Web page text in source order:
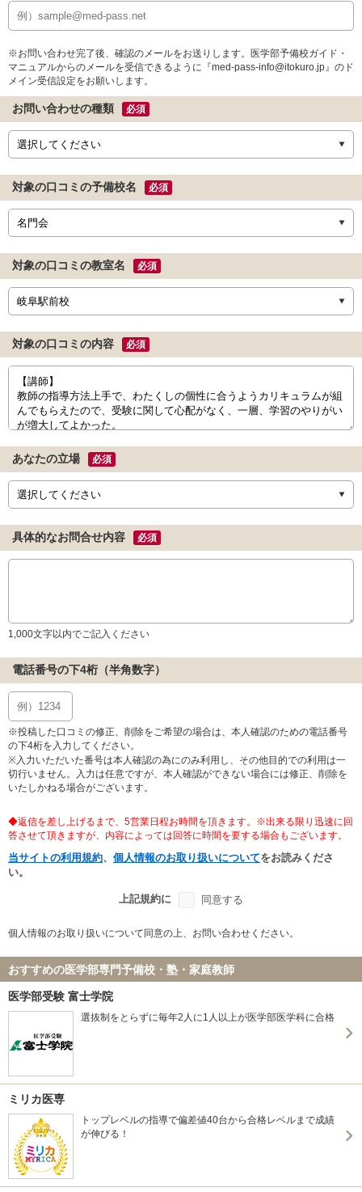
※お問い合わせ完了後、確認のメールをお送りします。医学部予備校ガイド・
マニュアルからのメールを受信できるように『med-pass-info@itokuro.jp』のド
メイン受信設定をお願いします。
お問い合わせの種類 必須
対象の口コミの予備校名 必須
対象の口コミの教室名 必須
対象の口コミの内容 必須
あなたの立場 必須
具体的なお問合せ内容 必須
1,000文字以内でご記入ください
電話番号の下4桁（半角数字）
※投稿した口コミの修正、削除をご希望の場合は、本人確認のための電話番号
の下4桁を入力してください。
※入力いただいた番号は本人確認の為にのみ利用し、その他目的での利用は一
切行いません。入力は任意ですが、本人確認ができない場合には修正、削除を
いたしかねる場合がございます。
◆返信を差し上げるまで、5営業日程お時間を頂きます。※出来る限り迅速に回
答させて頂きますが、内容によっては回答に時間を要する場合もございます。
当サイトの利用規約、 個人情報のお取り扱いについてをお読みくださ
い。
上記規約に 同意する
個人情報のお取り扱いについて同意の上、お問い合わせください。
おすすめの医学部専門予備校・塾・家庭教師
医学部受験 富士学院
選抜制をとらずに毎年2人に1人以上が医学部医学科に合格
ミリカ医専
トップレベルの指導で偏差値40台から合格レベルまで成績
が伸びる！